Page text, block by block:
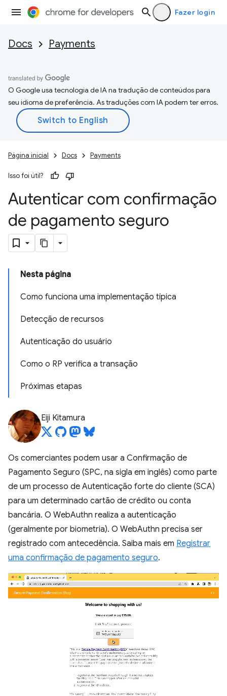
Fazer login
Docs Payments
O Google usa tecnologia de IA na tradução de conteúdos para
seu idioma de preferência. As traduções com IA podem ter erros.
Página inicial Docs Payments
Isso foi útil?
Autenticar com confirmação
de pagamento seguro
Nesta página
Como funciona uma implementação típica
Detecção de recursos
Autenticação do usuário
Como o RP verifica a transação
Próximas etapas
Eiji Kitamura
Os comerciantes podem usar a Confirmação de
Pagamento Seguro (SPC, na sigla em inglês) como parte
de um processo de Autenticação forte do cliente (SCA)
para um determinado cartão de crédito ou conta
bancária. O WebAuthn realiza a autenticação
(geralmente por biometria). O WebAuthn precisa ser
registrado com antecedência. Saiba mais em Registrar
uma confirmação de pagamento seguro.